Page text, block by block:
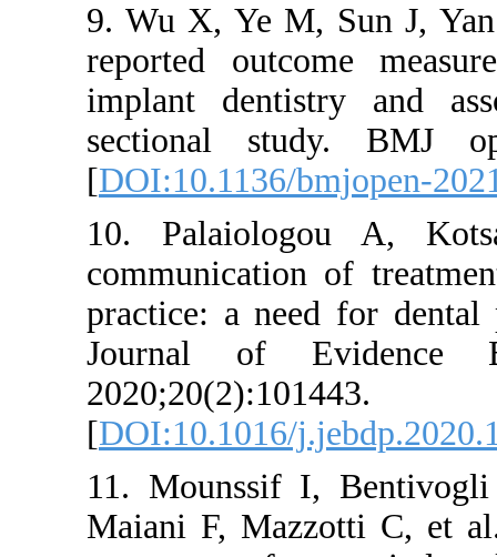
9. Wu X,
reported
implant
sectional
[
10.
practice: a
Journal
[
11.
Maiani F,